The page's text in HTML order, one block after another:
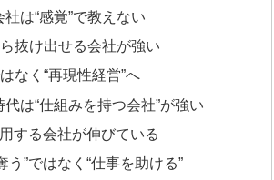
は“感覚”で教えない
抜け出せる会社が強い
なく“再現性経営”へ
は“仕組みを持つ会社”が強い
する会社が伸びている
う”ではなく“仕事を助ける”